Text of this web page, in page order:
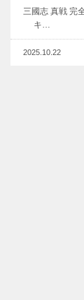
三國志 真戦 完
キ…
2025.10.22